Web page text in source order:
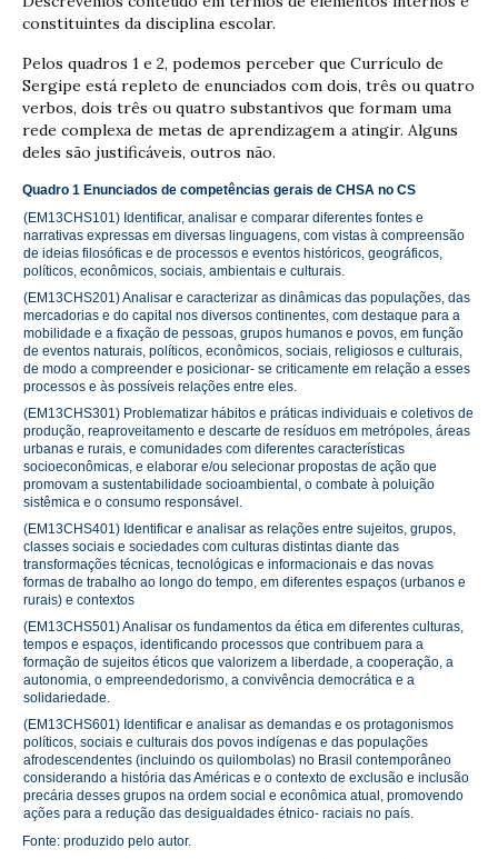
constituintes da disciplina escolar.
Pelos quadros 1 e 2, podemos perceber que Currículo de
Sergipe está repleto de enunciados com dois, três ou quatro
verbos, dois três ou quatro substantivos que formam uma
rede complexa de metas de aprendizagem a atingir. Alguns
deles são justificáveis, outros não.
Quadro 1 Enunciados de competências gerais de CHSA no CS
(EM13CHS101) Identificar, analisar e comparar diferentes fontes e
narrativas expressas em diversas linguagens, com vistas à compreensão
de ideias filosóficas e de processos e eventos históricos, geográficos,
políticos, econômicos, sociais, ambientais e culturais.
(EM13CHS201) Analisar e caracterizar as dinâmicas das populações, das
mercadorias e do capital nos diversos continentes, com destaque para a
mobilidade e a fixação de pessoas, grupos humanos e povos, em função
de eventos naturais, políticos, econômicos, sociais, religiosos e culturais,
de modo a compreender e posicionar- se criticamente em relação a esses
processos e às possíveis relações entre eles.
(EM13CHS301) Problematizar hábitos e práticas individuais e coletivos de
produção, reaproveitamento e descarte de resíduos em metrópoles, áreas
urbanas e rurais, e comunidades com diferentes características
socioeconômicas, e elaborar e/ou selecionar propostas de ação que
promovam a sustentabilidade socioambiental, o combate à poluição
sistêmica e o consumo responsável.
(EM13CHS401) Identificar e analisar as relações entre sujeitos, grupos,
classes sociais e sociedades com culturas distintas diante das
transformações técnicas, tecnológicas e informacionais e das novas
formas de trabalho ao longo do tempo, em diferentes espaços (urbanos e
rurais) e contextos
(EM13CHS501) Analisar os fundamentos da ética em diferentes culturas,
tempos e espaços, identificando processos que contribuem para a
formação de sujeitos éticos que valorizem a liberdade, a cooperação, a
autonomia, o empreendedorismo, a convivência democrática e a
solidariedade.
(EM13CHS601) Identificar e analisar as demandas e os protagonismos
políticos, sociais e culturais dos povos indígenas e das populações
afrodescendentes (incluindo os quilombolas) no Brasil contemporâneo
considerando a história das Américas e o contexto de exclusão e inclusão
precária desses grupos na ordem social e econômica atual, promovendo
ações para a redução das desigualdades étnico- raciais no país.
Fonte: produzido pelo autor.